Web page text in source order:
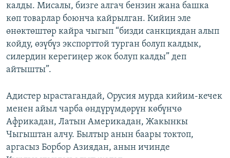
калды. Мисалы, бизге алгач бензин жана башка
көп товарлар боюнча кайрылган. Кийин эле
өнөктөштөр кайра чыгып “бизди санкциядан алып
койду, өзүбүз экспорттой турган болуп калдык,
силердин керегиңер жок болуп калды” деп
айтышты”.
Адистер ырастагандай, Орусия мурда кийим-кечек
менен айыл чарба өндүрүмдөрүн көбүнчө
Африкадан, Латын Америкадан, Жакынкы
Чыгыштан алчу. Былтыр анын баары токтоп,
аргасыз Борбор Азиядан, анын ичинде